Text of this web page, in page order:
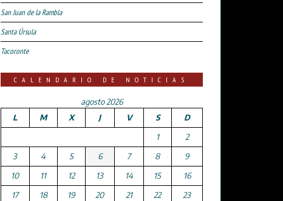
San Juan de la Rambla
Santa Úrsula
Tacoronte
CALENDARIO DE NOTICIAS
agosto 2026
L
M X J V S
D
1
2
3
4 5 6 7 8
9
10
11 12 13 14 15
16
17
18 19 20 21 22
23